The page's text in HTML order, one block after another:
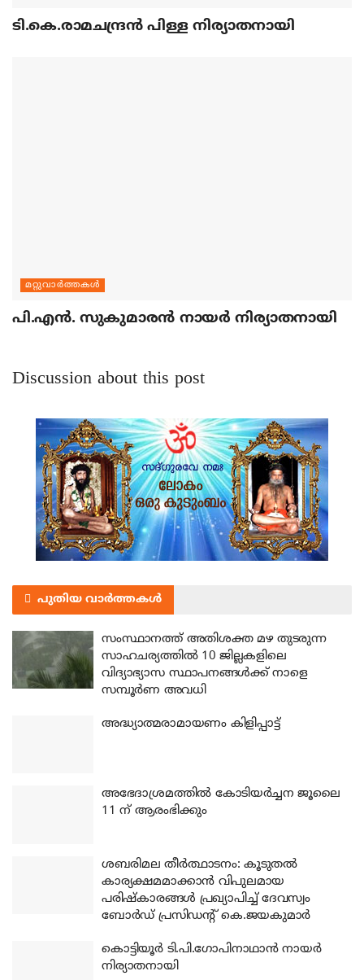
ടി.കെ.രാമചന്ദ്രന്‍ പിള്ള നിര്യാതനായി
മറ്റുവാര്‍ത്തകള്‍
പി.എന്‍. സുകുമാരന്‍ നായര്‍ നിര്യാതനായി
Discussion about this post
പുതിയ വാർത്തകൾ
സംസ്ഥാനത്ത് അതിശക്ത മഴ തുടരുന്ന
സാഹചര്യത്തിൽ 10 ജില്ലകളിലെ
വിദ്യാഭ്യാസ സ്ഥാപനങ്ങൾക്ക് നാളെ
സമ്പൂർണ അവധി
അദ്ധ്യാത്മരാമായണം കിളിപ്പാട്ട്
അഭേദാശ്രമത്തില്‍ കോടിയര്‍ച്ചന ജൂലൈ
11 ന് ആരംഭിക്കും
ശബരിമല തീര്‍ത്ഥാടനം: കൂടുതല്‍
കാര്യക്ഷമമാക്കാന്‍ വിപുലമായ
പരിഷ്‌കാരങ്ങള്‍ പ്രഖ്യാപിച്ച് ദേവസ്വം
ബോര്‍ഡ് പ്രസിഡന്റ് കെ.ജയകുമാര്‍
കൊട്ടിയൂര്‍ ടി.പി.ഗോപിനാഥാന്‍ നായര്‍
നിര്യാതനായി